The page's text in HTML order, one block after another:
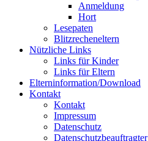
Anmeldung
Hort
Lesepaten
Blitzrecheneltern
Nützliche Links
Links für Kinder
Links für Eltern
Elterninformation/Download
Kontakt
Kontakt
Impressum
Datenschutz
Datenschutzbeauftragter